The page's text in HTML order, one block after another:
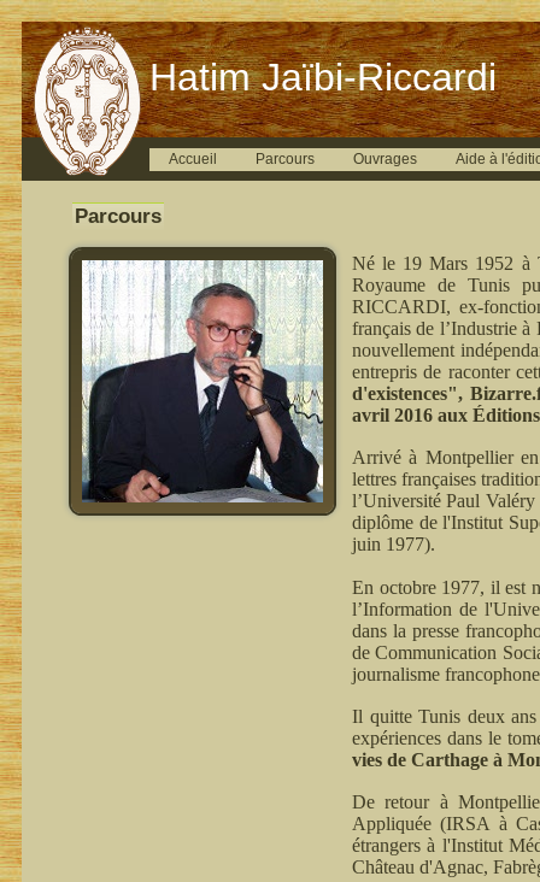
Hatim Jaïbi-Riccardi
Accueil Parcours Ouvrages Aide à
Parcours
Né le 19 Mars 1952 à
Royaume de Tunis
RICCARDI, ex-
français de l’Industrie à
nouvellement
entrepris de raconter
d'existences",
avril 2016 aux
Arrivé à Montpellier
lettres françaises
l’Université Paul
diplôme de l'Institut
juin 1977).
En octobre 1977, il est
l’Information de
dans la presse
de Communication
journalisme
Il quitte Tunis deux
expériences dans le
vies de Carthage à
De retour à
Appliquée (IRSA à
étrangers à l'Institut
Château d'Agnac,